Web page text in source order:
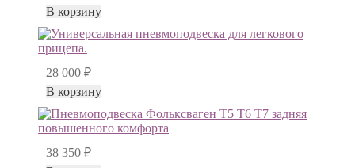
В корзину
28 000 ₽
В корзину
38 350 ₽